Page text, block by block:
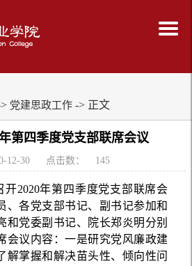
党建思政工作 -> 正文
第四季度党支部联席会议
12-30 点击数： 145
开2020年第四季度党支部联席会
、各党支部书记、副书记参加和
和党委副书记、院长郑炎明分别
会议内容：一是研究党风廉政建
解掌握和解决苗头性、倾向性问